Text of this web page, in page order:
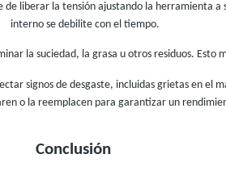
de liberar la tensión ajustando la herramienta
interno se debilite con el tiempo.
la suciedad, la grasa u otros residuos.
signos de desgaste, incluidas grietas en el
o la reemplacen para garantizar un
Conclusión